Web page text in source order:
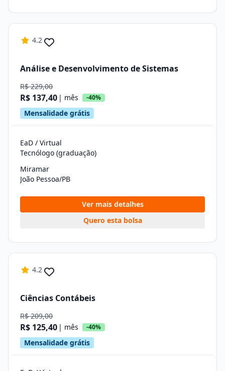
4.2
Análise e Desenvolvimento de Sistemas
R$ 229,00
R$ 137,40 | mês -40%
Mensalidade grátis
EaD / Virtual
Tecnólogo (graduação)
Miramar
João Pessoa/PB
Ver mais detalhes
Quero esta bolsa
4.2
Ciências Contábeis
R$ 209,00
R$ 125,40 | mês -40%
Mensalidade grátis